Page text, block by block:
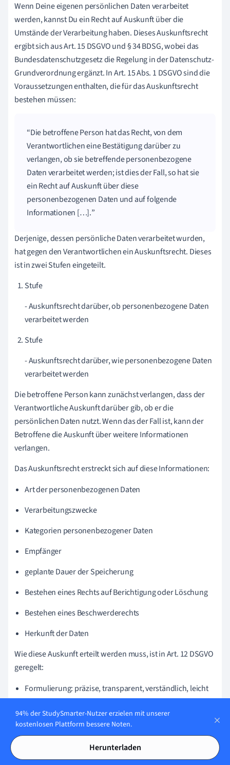
Wenn Deine eigenen persönlichen Daten verarbeitet
werden, kannst Du ein Recht auf Auskunft über die
Umstände der Verarbeitung haben. Dieses Auskunftsrecht
ergibt sich aus Art. 15 DSGVO und § 34 BDSG, wobei das
Bundesdatenschutzgesetz die Regelung in der Datenschutz-
Grundverordnung ergänzt. In Art. 15 Abs. 1 DSGVO sind die
Voraussetzungen enthalten, die für das Auskunftsrecht
bestehen müssen:
Die betroffene Person hat das Recht, von dem
Verantwortlichen eine Bestätigung darüber zu
verlangen, ob sie betreffende personenbezogene
Daten verarbeitet werden; ist dies der Fall, so hat sie
ein Recht auf Auskunft über diese
personenbezogenen Daten und auf folgende
Informationen […].
Derjenige, dessen persönliche Daten verarbeitet wurden,
hat gegen den Verantwortlichen ein Auskunftsrecht. Dieses
ist in zwei Stufen eingeteilt.
Stufe
- Auskunftsrecht darüber, ob personenbezogene Daten
verarbeitet werden
Stufe
- Auskunftsrecht darüber, wie personenbezogene Daten
verarbeitet werden
Die betroffene Person kann zunächst verlangen, dass der
Verantwortliche Auskunft darüber gib, ob er die
persönlichen Daten nutzt. Wenn das der Fall ist, kann der
Betroffene die Auskunft über weitere Informationen
verlangen.
Das Auskunftsrecht erstreckt sich auf diese Informationen:
Art der personenbezogenen Daten
Verarbeitungszwecke
Kategorien personenbezogener Daten
Empfänger
geplante Dauer der Speicherung
Bestehen eines Rechts auf Berichtigung oder Löschung
Bestehen eines Beschwerderechts
Herkunft der Daten
Wie diese Auskunft erteilt werden muss, ist in Art. 12 DSGVO
geregelt:
Formulierung: präzise, transparent, verständlich, leicht
zugänglich
Sprache: klar und einfach
Form: schriftlich oder in anderer Form, auch mündliche
94% der StudySmarter-Nutzer erzielen mit unserer
kostenlosen Plattform bessere Noten.
Herunterladen